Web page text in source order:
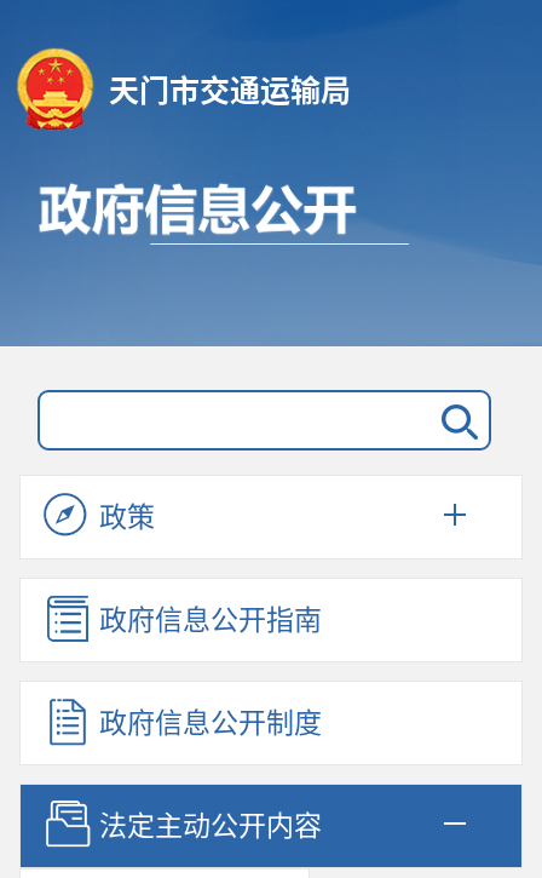
天门市交通运输局
政策
政府信息公开指南
政府信息公开制度
法定主动公开内容